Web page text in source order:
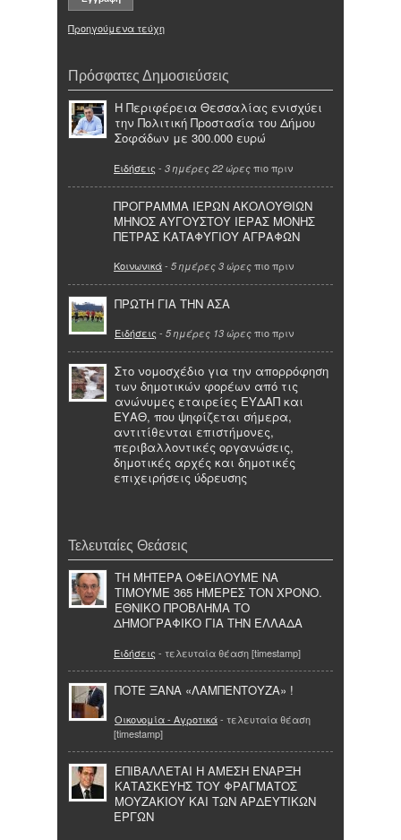
Προηγούμενα τεύχη
Πρόσφατες Δημοσιεύσεις
Η Περιφέρεια Θεσσαλίας ενισχύει
την Πολιτική Προστασία του Δήμου
Σοφάδων με 300.000 ευρώ
Ειδήσεις - 3 ημέρες 22 ώρες πιο πριν
ΠΡΟΓΡΑΜΜΑ ΙΕΡΩΝ ΑΚΟΛΟΥΘΙΩΝ
ΜΗΝΟΣ ΑΥΓΟΥΣΤΟΥ ΙΕΡΑΣ ΜΟΝΗΣ
ΠΕΤΡΑΣ ΚΑΤΑΦΥΓΙΟΥ ΑΓΡΑΦΩΝ
Κοινωνικά- 5 ημέρες 3 ώρες πιο πριν
ΠΡΩΤΗ ΓΙΑ ΤΗΝ ΑΣΑ
Ειδήσεις - 5 ημέρες 13 ώρες πιο πριν
Στο νομοσχέδιο για την απορρόφηση
των δημοτικών φορέων από τις
ανώνυμες εταιρείες ΕΥΔΑΠ και
ΕΥΑΘ, που ψηφίζεται σήμερα,
αντιτίθενται επιστήμονες,
περιβαλλοντικές οργανώσεις,
δημοτικές αρχές και δημοτικές
επιχειρήσεις ύδρευσης
Τελευταίες Θεάσεις
ΤΗ ΜΗΤΕΡΑ ΟΦΕΙΛΟΥΜΕ ΝΑ
ΤΙΜΟΥΜΕ 365 ΗΜΕΡΕΣ ΤΟΝ ΧΡΟΝΟ.
ΕΘΝΙΚΟ ΠΡΟΒΛΗΜΑ ΤΟ
ΔΗΜΟΓΡΑΦΙΚΟ ΓΙΑ ΤΗΝ ΕΛΛΑΔΑ
Ειδήσεις - τελευταία θέαση [timestamp]
ΠΟΤΕ ΞΑΝΑ «ΛΑΜΠΕΝΤΟΥΖΑ» !
Οικονομία - Αγροτικά- τελευταία θέαση
[timestamp]
ΕΠΙΒΑΛΛΕΤΑΙ Η ΑΜΕΣΗ ΕΝΑΡΞΗ
ΚΑΤΑΣΚΕΥΗΣ ΤΟΥ ΦΡΑΓΜΑΤΟΣ
ΜΟΥΖΑΚΙΟΥ ΚΑΙ ΤΩΝ ΑΡΔΕΥΤΙΚΩΝ
ΕΡΓΩΝ